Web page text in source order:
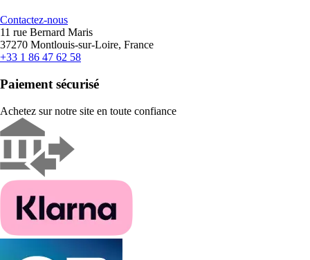
Contactez-nous
11 rue Bernard Maris
37270 Montlouis-sur-Loire, France
+33 1 86 47 62 58
Paiement sécurisé
Achetez sur notre site en toute confiance